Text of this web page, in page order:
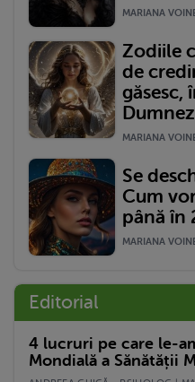
MARIANA
Zodiile
de
găsesc,
MARIANA
Se
Cum
până în
MARIANA
Editorial
4 lucruri pe care le-
Mondială a Sănătății